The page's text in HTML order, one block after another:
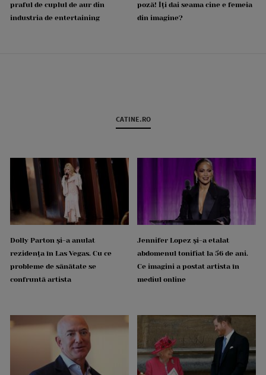
praful de cuplul de aur din
industria de entertaining
poză! Îți dai seama cine e femeia
din imagine?
CATINE.RO
Dolly Parton și-a anulat
rezidența în Las Vegas. Cu ce
probleme de sănătate se
confruntă artista
Jennifer Lopez și-a etalat
abdomenul tonifiat la 56 de ani.
Ce imagini a postat artista în
mediul online